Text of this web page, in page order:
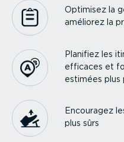
Optimisez la
améliorez la
Planifiez les
efficaces et
estimées plus
Encouragez
plus sûrs